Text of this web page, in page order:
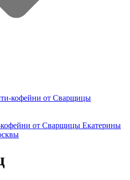
кофейни от Сварщицы
от Сварщицы Екатерины